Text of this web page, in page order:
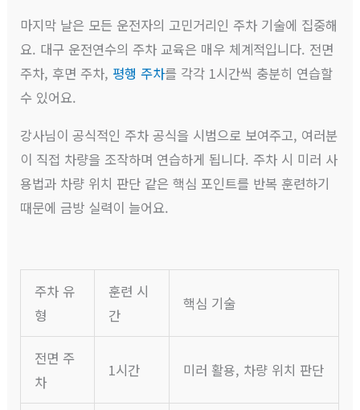
마지막 날은 모든 운전자의 고민거리인 주차 기술에 집중해
요. 대구 운전연수의 주차 교육은 매우 체계적입니다. 전면
주차, 후면 주차, 평행 주차를 각각 1시간씩 충분히 연습할
수 있어요.
강사님이 공식적인 주차 공식을 시범으로 보여주고, 여러분
이 직접 차량을 조작하며 연습하게 됩니다. 주차 시 미러 사
용법과 차량 위치 판단 같은 핵심 포인트를 반복 훈련하기
때문에 금방 실력이 늘어요.
주차 유
형
훈련 시
간
핵심 기술
전면 주
차
1시간 미러 활용, 차량 위치 판단